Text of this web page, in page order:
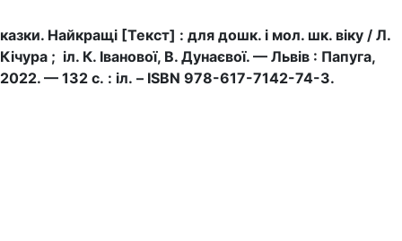
казки. Найкращі [Текст] : для дошк. і мол. шк. віку / Л.
Кічура ; іл. К. Іванової, В. Дунаєвої. — Львів : Папуга,
2022. — 132 с. : іл. – ISBN 978-617-7142-74-3.